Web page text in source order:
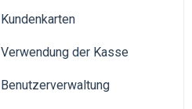
Kundenkarten
Verwendung der Kasse
Benutzerverwaltung